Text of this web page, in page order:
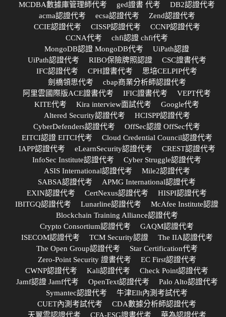
MCDBA數據庫管理師代考
ged證書 代考
DB2認證代考
acma認證代考
ecsa認證代考
Zend認證代考
CCIE認證代考
CISSP認證代考
CCNP認證代考
CCNA代考
chfi認證 chfi代考
MongoDB認證 MongoDB代考
UiPath認證
UiPath認證代考
RIBO保險牌照認證
CSC證書代考
IFC認證代考
CPH證書代考
思培CELPIP代考
劍橋領思代考
cbap商業分析師認證代考
阿里雲國際版ACE證書代考
IFIC證書代考
VEPT代考
KITE代考
Kira interview面試代考
Google代考
Altered Security認證代考
HCISPP認證代考
CyberDefenders認證代考
OffSec認證 OffSec代考
EITCI認證 EITCI代考
Cloud Credential Council認證代考
IAPP認證代考
eLearnSecurity認證代考
CREST認證代考
InfoSec Institute認證代考
Cyber Struggle認證代考
ASIS International認證代考
Mile2認證代考
SABSA認證代考
APMG International認證代考
EXIN認證代考
CertNexus認證代考
HISPI認證代考
IBITGQ認證代考
Lunarline認證代考
McAfee Institute認證
Blockchain Training Alliance認證代考
Crypto Consortium認證代考
GAQM認證代考
ISECOM認證代考
TCM Security認證
The IIA認證代考
The Open Group認證代考
Star Certification代考
Zero-Point Security 證書代考
EC First認證代考
CWNP認證代考
Kali認證代考
Check Point認證代考
Jamf認證 Jamf代考
OpenText認證代考
Palo Alto認證代考
Symantec認證代考
牛津Ellt內測考試代考
CUET內測考試代考
CDA數據分析師認證代考
天翼雲認證代考
CFA-ESG證書代考
華為認證代考